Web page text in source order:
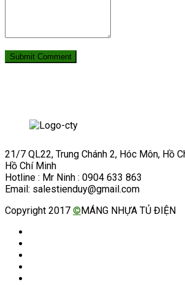
21/7 QL22, Trung Chánh 2, Hóc Môn, Hồ
Hồ Chí Minh
Hotline : Mr Ninh : 0904 633 863
Email: salestienduy@gmail.com
Copyright 2017 © MÁNG NHỰA TỦ ĐIỆN